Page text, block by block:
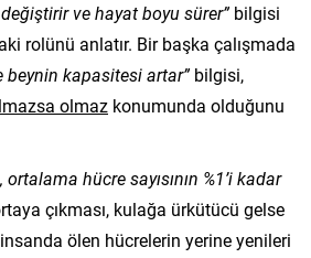
değiştirir ve hayat boyu sürer”bilgisi
rolünü anlatır. Bir başka çalışmada
beynin kapasitesi artar”bilgisi,
olmaz konumunda olduğunu
hücre sayısının %1’i kadar
çıkması, kulağa ürkütücü gelse
ölen hücrelerin yerine yenileri